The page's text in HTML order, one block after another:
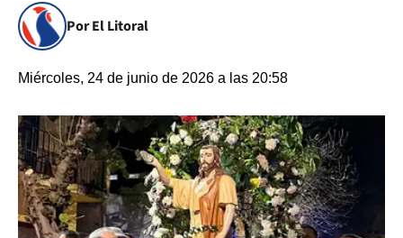
Por El Litoral
Miércoles, 24 de junio de 2026 a las 20:58